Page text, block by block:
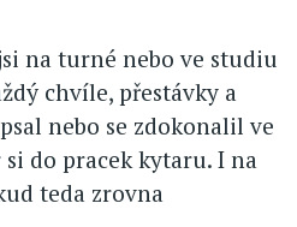
na turné nebo ve studiu
chvíle, přestávky a
nebo se zdokonalil ve
do pracek kytaru. I na
teda zrovna